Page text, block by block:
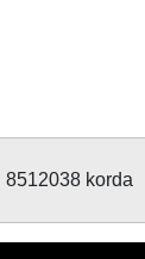
korda